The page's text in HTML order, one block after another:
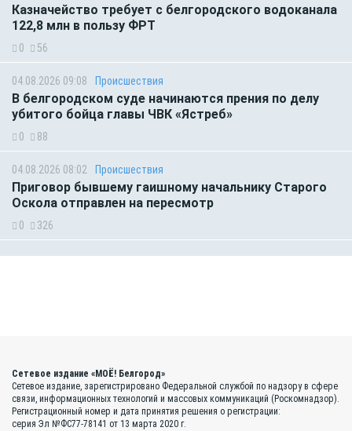
Казначейство требует с белгородского водоканала
122,8 млн в пользу ФРТ
0 56
04.08.2026 09:08 Происшествия
В белгородском суде начинаются прения по делу
убитого бойца главы ЧВК «Ястреб»
0 88
04.08.2026 08:02 Происшествия
Приговор бывшему гаишному начальнику Старого
Оскола отправлен на пересмотр
0 326
Сетевое издание «МОЁ! Белгород»
Сетевое издание, зарегистрировано Федеральной службой по надзору в сфере
связи, информационных технологий и массовых коммуникаций (Роскомнадзор).
Регистрационный номер и дата принятия решения о регистрации:
серия Эл №ФС77-78141 от 13 марта 2020 г.